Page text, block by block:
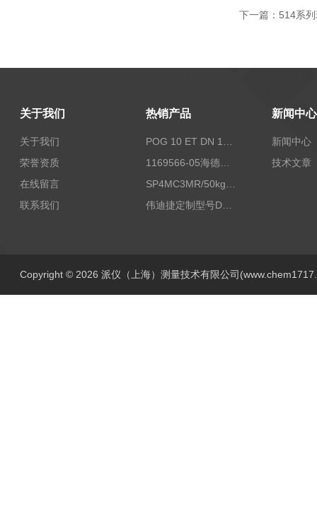
下一篇： 514系
关于我们
关于我们
荣誉资质
在线留言
联系我们
热销产品
1169566-05海德汉西门子编码器现货
伟迪捷定制型号DHM506-5000-002
新闻中心
新闻中心
技术文章
Copyright © 2026 派仪（上海）测量技术有限公司